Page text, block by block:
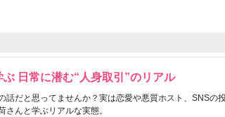
ぶ 日常に潜む“人身取引”のリアル
話だと思ってませんか？実は恋愛や悪質ホスト、SNSの
さんと学ぶリアルな実態。